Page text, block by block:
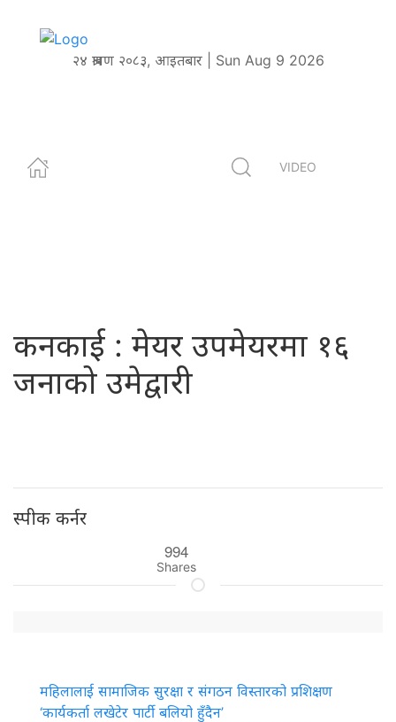
२४ श्रावण २०८३, आइतबार | Sun Aug 9 2026
VIDEO
कनकाई : मेयर उपमेयरमा १६
जनाको उमेद्वारी
स्पीक कर्नर
994
Shares
महिलालाई सामाजिक सुरक्षा र संगठन विस्तारको प्रशिक्षण
‘कार्यकर्ता लखेटेर पार्टी बलियो हुँदैन’